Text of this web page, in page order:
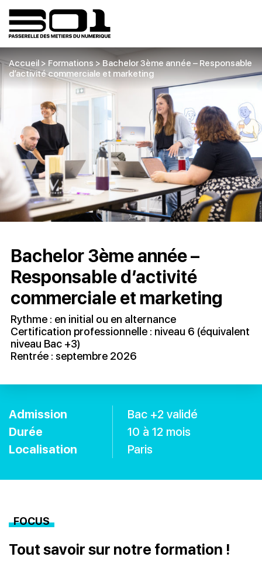
Accueil>Formations>Bachelor 3ème année – Responsable
d’activité commerciale et marketing
Bachelor 3ème année –
Responsable d’activité
commerciale et marketing
Rythme : en initial ou en alternance
Certification professionnelle : niveau 6 (équivalent
niveau Bac +3)
Rentrée : septembre 2026
Admission
Bac +2 validé
Durée
10 à 12 mois
Localisation
Paris
FOCUS
Tout savoir sur notre formation !